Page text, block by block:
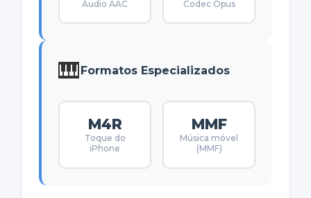
Áudio AAC Codec Opus
🎹 Formatos Especializados
M4R
Toque do
iPhone
MMF
Música móvel
(MMF)